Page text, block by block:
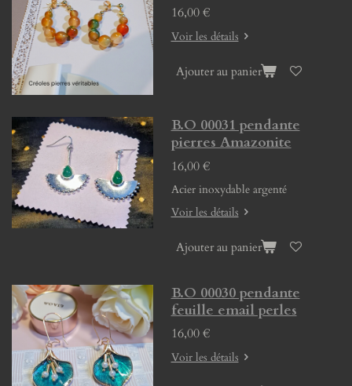
16,00 €
Voir les détails
Ajouter au panier
B.O 00031 pendante
pierres Amazonite
16,00 €
Acier inoxydable argenté
Voir les détails
Ajouter au panier
B.O 00030 pendante
feuille email perles
16,00 €
Voir les détails